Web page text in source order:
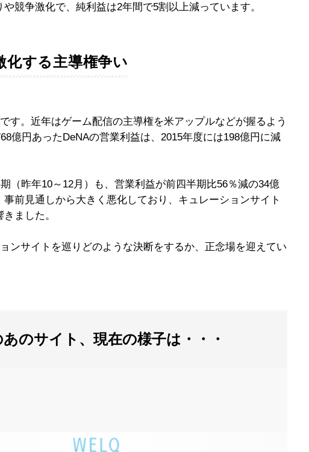
競争激化で、純利益は2年間で5割以上減っています。
化する主導権争い
す。近年はゲーム配信の主導権を米アップルなどが握るよう
億円あったDeNAの営業利益は、2015年度には198億円に減
（昨年10～12月）も、営業利益が前四半期比56％減の34億
事前見通しから大きく悪化しており、キュレーションサイト
ました。
ンサイトを巡りどのような決断をするか、正念場を迎えてい
のサイト、現在の様子は・・・